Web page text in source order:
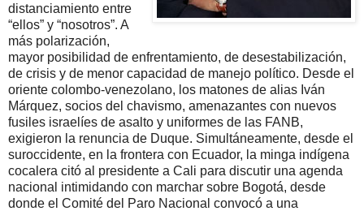
distanciamiento entre
“ellos” y “nosotros”. A
más polarización,
mayor posibilidad de enfrentamiento, de desestabilización,
de crisis y de menor capacidad de manejo político. Desde el
oriente colombo-venezolano, los matones de alias Iván
Márquez, socios del chavismo, amenazantes con nuevos
fusiles israelíes de asalto y uniformes de las FANB,
exigieron la renuncia de Duque. Simultáneamente, desde el
suroccidente, en la frontera con Ecuador, la minga indígena
cocalera citó al presidente a Cali para discutir una agenda
nacional intimidando con marchar sobre Bogotá, desde
donde el Comité del Paro Nacional convocó a una